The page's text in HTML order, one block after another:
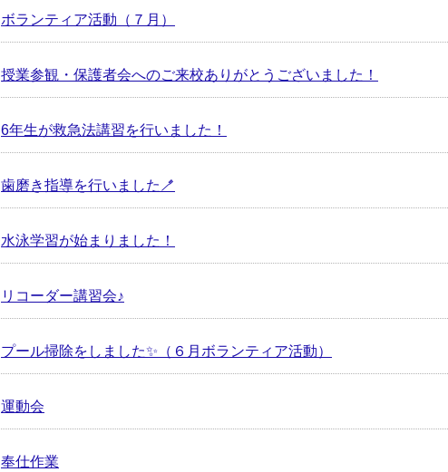
ボランティア活動（７月）
授業参観・保護者会へのご来校ありがとうございました！
6年生が救急法講習を行いました！
歯磨き指導を行いました🪥
水泳学習が始まりました！
リコーダー講習会♪
プール掃除をしました✨（６月ボランティア活動）
運動会
奉仕作業